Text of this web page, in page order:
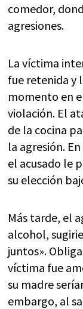
comedor,
agresiones.
La víctima
fue retenida y
momento en
violación. El
de la cocina
la agresión.
el acusado le
su elección
Más tarde, el
alcohol,
juntos».
víctima fue
su madre
embargo, al